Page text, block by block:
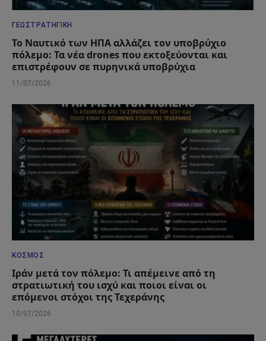
ΓΕΩΣΤΡΑΤΗΓΙΚΉ
Το Ναυτικό των ΗΠΑ αλλάζει τον υποβρύχιο
πόλεμο: Τα νέα drones που εκτοξεύονται και
επιστρέφουν σε πυρηνικά υποβρύχια
11/07/2026
ΚΌΣΜΟΣ
Ιράν μετά τον πόλεμο: Τι απέμεινε από τη
στρατιωτική του ισχύ και ποιοι είναι οι
επόμενοι στόχοι της Τεχεράνης
10/07/2026